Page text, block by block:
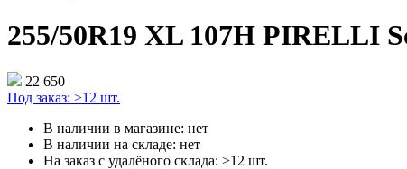
255/50R19 XL 107H PIRELLI
22 650
Под заказ: >12 шт.
В наличии в магазине: нет
В наличии на складе: нет
На заказ с удалёного склада: >12 шт.